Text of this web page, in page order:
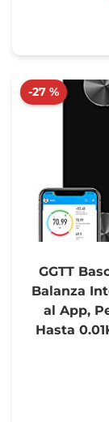
-27 %
GGTT
Balanza
al App,
Hasta